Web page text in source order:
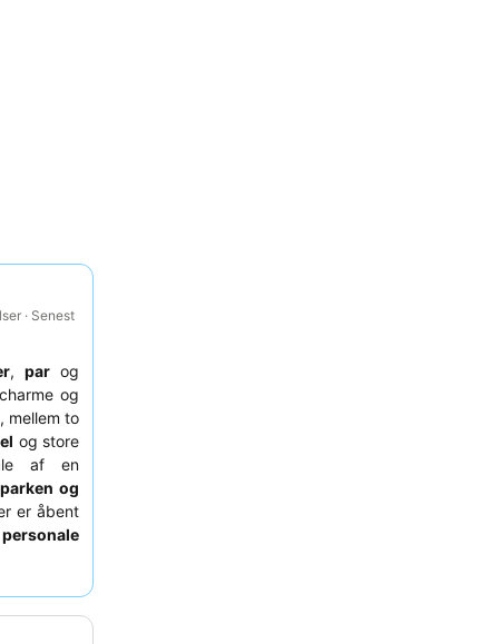
· Senest
, parog
og
mellem to
og store
af en
og
er åbent
personale